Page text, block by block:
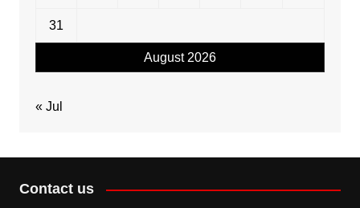
August 2026
31
« Jul
Contact us